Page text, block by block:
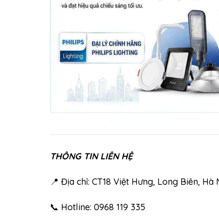
THÔNG TIN LIÊN HỆ
📍 Địa chỉ: CT18 Việt Hưng, Long Biên, Hà
📞 Hotline: 0968 119 335